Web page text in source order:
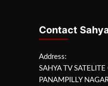
Contact
Address:
SAHYA TV
PANAMPILLY